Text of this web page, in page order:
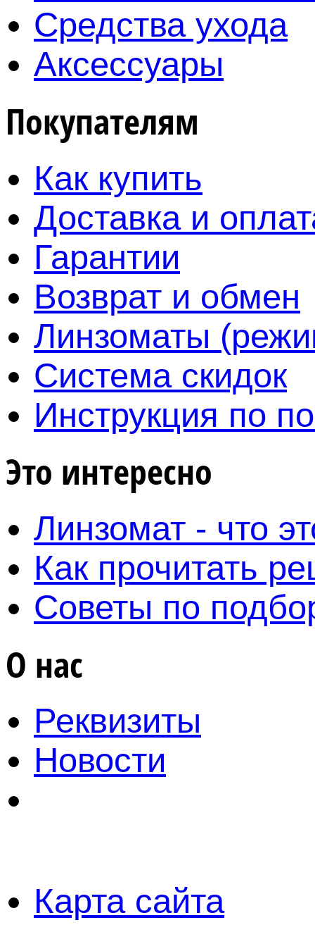
Средства ухода
Аксессуары
Покупателям
Как купить
Доставка и
Гарантии
Возврат и обмен
Линзоматы
Система скидок
Инструкция по
Это интересно
Линзомат - что
Как прочитать
Советы по
О нас
Реквизиты
Новости
Карта сайта